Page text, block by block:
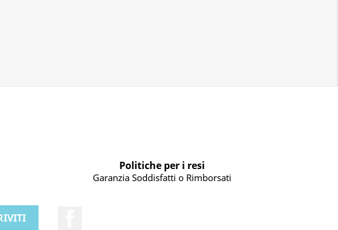
Politiche per i resi
Garanzia Soddisfatti o Rimborsati